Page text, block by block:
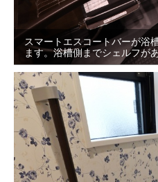
スマートエスコートバーが浴
ます。浴槽側までシェルフが